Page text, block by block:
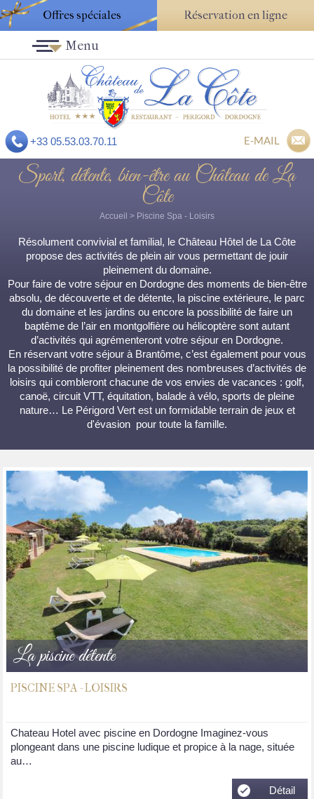
Offres spéciales Réservation en ligne
+33 05.53.03.70.11 E-MAIL
Menu
Sport, détente, bien-être au Château de La
Côte
Accueil > Piscine Spa - Loisirs
Résolument convivial et familial, le Château Hôtel de La Côte
propose des activités de plein air vous permettant de jouir
pleinement du domaine.
Pour faire de votre séjour en Dordogne des moments de bien-être
absolu, de découverte et de détente, la piscine extérieure, le parc
du domaine et les jardins ou encore la possibilité de faire un
baptême de l’air en montgolfière ou hélicoptère sont autant
d’activités qui agrémenteront votre séjour en Dordogne.
En réservant votre séjour à Brantôme, c’est également pour vous
la possibilité de profiter pleinement des nombreuses d’activités de
loisirs qui combleront chacune de vos envies de vacances : golf,
canoë, circuit VTT, équitation, balade à vélo, sports de pleine
nature… Le Périgord Vert est un formidable terrain de jeux et
d'évasion pour toute la famille.
La piscine détente
PISCINE SPA - LOISIRS
Chateau Hotel avec piscine en Dordogne Imaginez-vous
plongeant dans une piscine ludique et propice à la nage, située
au…
Détail